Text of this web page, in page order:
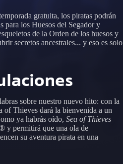
gratuita, los piratas podrán
para los Huesos del Segador y
de la Orden de los huesos y
secretos ancestrales... y eso es solo
sobre nuestro nuevo hito: con la
of Thieves dará la bienvenida a un
ya habrás oído, Sea of Thieves
y permitirá que una ola de
su aventura pirata en una